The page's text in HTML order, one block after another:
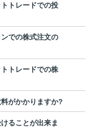
トレードでの投
での株式注文の
トレードでの株
がかかりますか?
ることが出来ま